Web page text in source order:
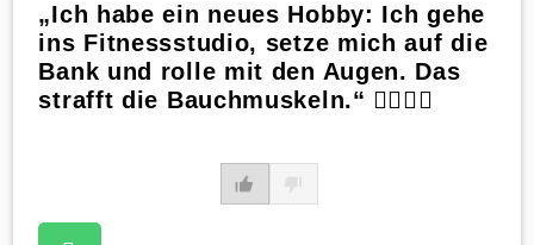
„Ich habe ein neues Hobby: Ich gehe
ins Fitnessstudio, setze mich auf die
Bank und rolle mit den Augen. Das
strafft die Bauchmuskeln.“ 🏋️‍♀️😆💪